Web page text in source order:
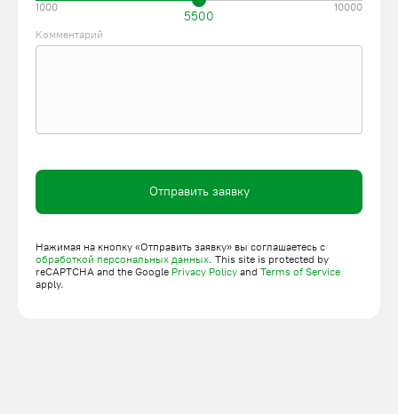
5500
1000 10000
Комментарий
Отправить заявку
Нажимая на кнопку «Отправить заявку» вы соглашаетесь с
обработкой персональных данных. This site is protected by
reCAPTCHA and the Google Privacy Policy and Terms of Service
apply.